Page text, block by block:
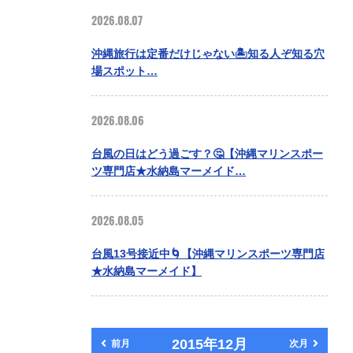
2026.08.07
沖縄旅行は定番だけじゃない🏝️知る人ぞ知る穴
場スポット…
2026.08.06
台風の日はどう過ごす？🤔【沖縄マリンスポー
ツ専門店★水納島マーメイド…
2026.08.05
台風13号接近中🌀【沖縄マリンスポーツ専門店
★水納島マーメイド】
前月 2015年12月 次月